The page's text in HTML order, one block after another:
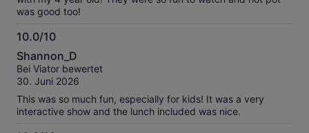
was good too!
10.0/10
10.0
von
10
Shannon_D
Bei Viator bewertet
30. Juni 2026
This was so much fun, especially for kids! It was a very
interactive show and the lunch included was nice.